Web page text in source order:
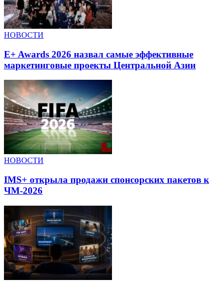
НОВОСТИ
E+ Awards 2026 назвал самые эффективные
маркетинговые проекты Центральной Азии
НОВОСТИ
IMS+ открыла продажи спонсорских пакетов к
ЧМ-2026